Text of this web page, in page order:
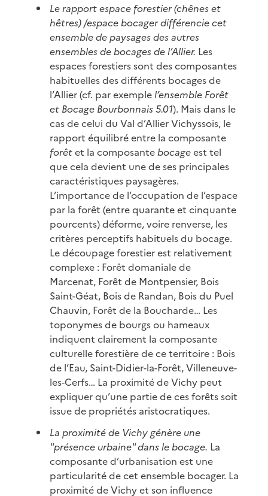
Le rapport espace forestier (chênes et
hêtres) /espace bocager différencie cet
ensemble de paysages des autres
ensembles de bocages de l’Allier. Les
espaces forestiers sont des composantes
habituelles des différents bocages de
l’Allier (cf. par exemplel’ensemble Forêt
et Bocage Bourbonnais 5.01). Mais dans le
cas de celui du Val d’Allier Vichyssois, le
rapport équilibré entre la composante
forêtet la composantebocageest tel
que cela devient une de ses principales
caractéristiques paysagères.
L’importance de l’occupation de l’espace
par la forêt (entre quarante et cinquante
pourcents) déforme, voire renverse, les
critères perceptifs habituels du bocage.
Le découpage forestier est relativement
complexe : Forêt domaniale de
Marcenat, Forêt de Montpensier, Bois
Saint-Géat, Bois de Randan, Bois du Puel
Chauvin, Forêt de la Boucharde… Les
toponymes de bourgs ou hameaux
indiquent clairement la composante
culturelle forestière de ce territoire : Bois
de l’Eau, Saint-Didier-la-Forêt, Villeneuve-
les-Cerfs… La proximité de Vichy peut
expliquer qu’une partie de ces forêts soit
issue de propriétés aristocratiques.
La proximité de Vichy génère une
"présence urbaine" dans le bocage. La
composante d’urbanisation est une
particularité de cet ensemble bocager. La
proximité de Vichy et son influence